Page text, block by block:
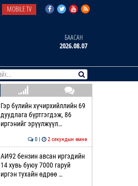
MOBILE TV
БААСАН
2026.08.07
Гэр бүлийн хүчирхийллийн 69
дуудлага бүртгэгдэж, 86
иргэнийг эрүүлжүүл…
0 | 2 секундын өмнө
АИ92 бензин авсан иргэдийн
14 хувь буюу 7000 гаруй
иргэн тухайн өдрөө …